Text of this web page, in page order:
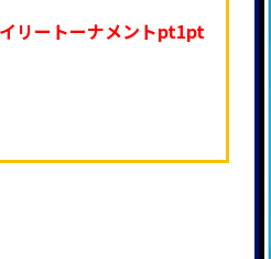
リートーナメントpt1pt